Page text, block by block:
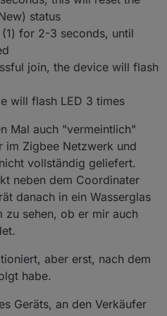
status
for 2-3 seconds, until
join, the device will flash
will flash LED 3 times
Mal auch "vermeintlich"
im Zigbee Netzwerk und
vollständig geliefert.
neben dem Coordinater
danach in ein Wasserglas
zu sehen, ob er mir auch
aber erst, nach dem
habe.
Geräts, an den Verkäufer